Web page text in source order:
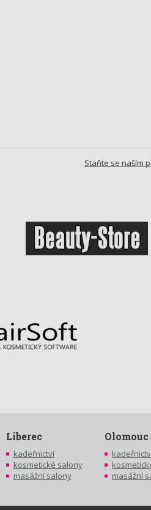
Staňte se naším
Liberec
kadeřnictví
kosmetické salony
masážní salony
Olomouc
masážní